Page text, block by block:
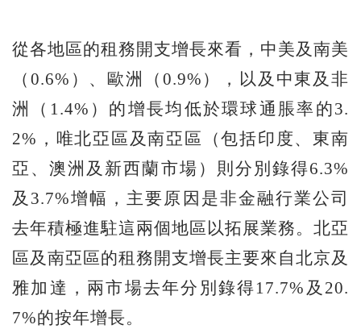
從各地區的租務開支增長來看，中美及南美
（0.6%）、歐洲（0.9%），以及中東及非
洲（1.4%）的增長均低於環球通脹率的3.
2%，唯北亞區及南亞區（包括印度、東南
亞、澳洲及新西蘭市場）則分別錄得6.3%
及3.7%增幅，主要原因是非金融行業公司
去年積極進駐這兩個地區以拓展業務。北亞
區及南亞區的租務開支增長主要來自北京及
雅加達，兩市場去年分別錄得17.7%及20.
7%的按年增長。